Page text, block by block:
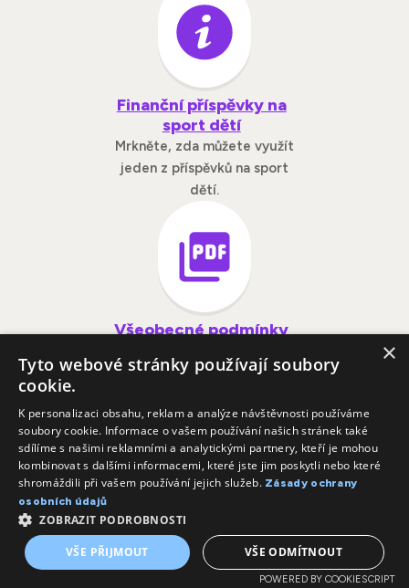
Finanční příspěvky na
sport dětí
Mrkněte, zda můžete využít
jeden z příspěvků na sport
dětí.
Všeobecné podmínky
Přečtěte si, jakými pravidly se
Informace o zpracování
osobních údajů
×
Tyto webové stránky používají soubory
cookie.
K personalizaci obsahu, reklam a analýze návštěvnosti používáme
soubory cookie. Informace o vašem používání našich stránek také
sdílíme s našimi reklamními a analytickými partnery, kteří je mohou
kombinovat s dalšími informacemi, které jste jim poskytli nebo které
shromáždili při vašem používání jejich služeb. Zásady ochrany
osobních údajů
ZOBRAZIT PODROBNOSTI
VŠE PŘIJMOUT VŠE ODMÍTNOUT
POWERED BY COOKIESCRIPT